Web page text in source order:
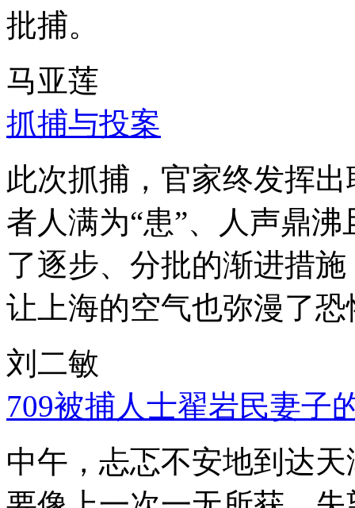
批捕。
马亚莲
抓捕与投案
此次抓捕，官家终发挥
者人满为“患”、人声鼎
了逐步、分批的渐进措
让上海的空气也弥漫了
刘二敏
709被捕人士翟岩民妻子
中午，忐忑不安地到达